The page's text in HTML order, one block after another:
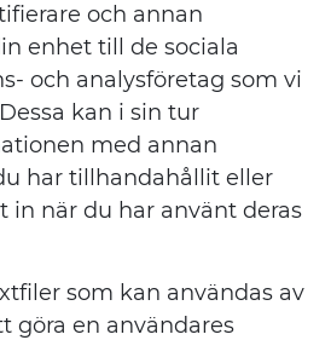
och annan
enhet till de sociala
och analysföretag som vi
kan i sin tur
med annan
har tillhandahållit eller
in när du har använt deras
som kan användas av
göra en användares